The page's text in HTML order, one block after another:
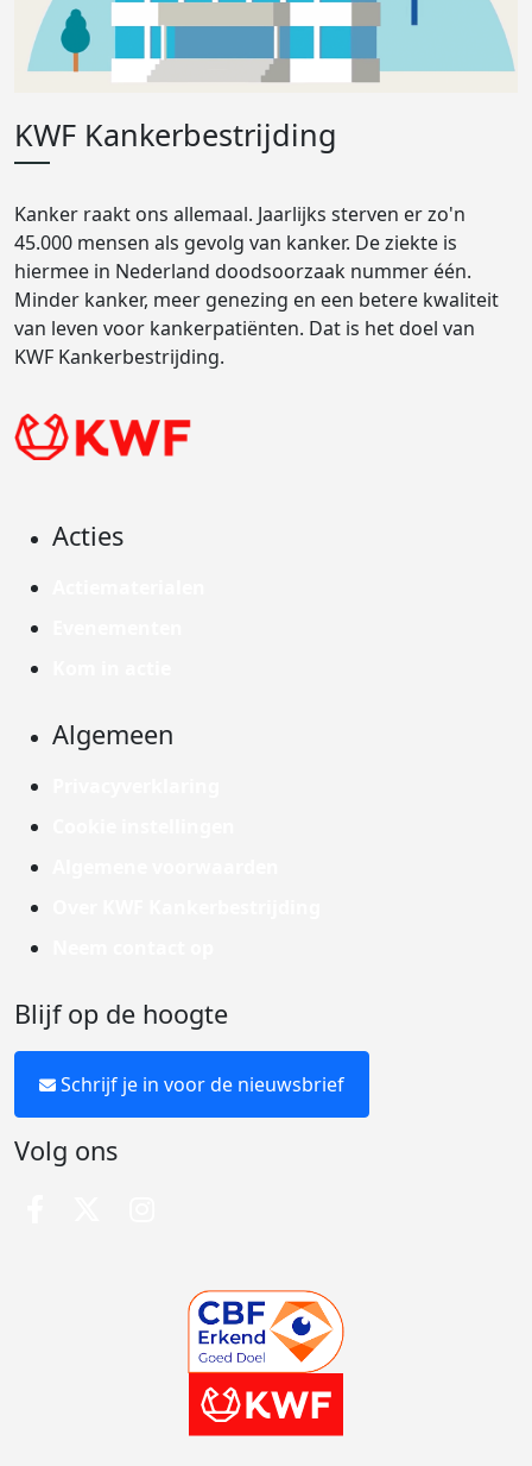
KWF Kankerbestrijding
Kanker raakt ons allemaal. Jaarlijks sterven er zo'n
45.000 mensen als gevolg van kanker. De ziekte is
hiermee in Nederland doodsoorzaak nummer één.
Minder kanker, meer genezing en een betere kwaliteit
van leven voor kankerpatiënten. Dat is het doel van
KWF Kankerbestrijding.
Acties
Algemeen
Blijf op de hoogte
Schrijf je in voor de nieuwsbrief
Volg ons